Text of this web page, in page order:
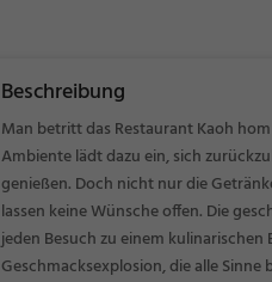
Beschreibung
Man betritt das Restaurant Kaoh
Ambiente lädt dazu ein, sich
genießen. Doch nicht nur die
lassen keine Wünsche offen. Die
jeden Besuch zu einem
Geschmacksexplosion, die alle Sinne